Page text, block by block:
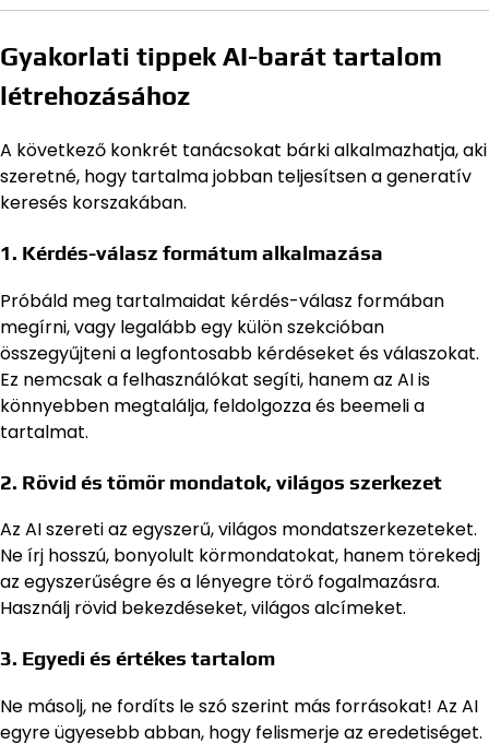
Gyakorlati tippek AI-barát tartalom
létrehozásához
A következő konkrét tanácsokat bárki alkalmazhatja, aki
szeretné, hogy tartalma jobban teljesítsen a generatív
keresés korszakában.
1. Kérdés-válasz formátum alkalmazása
Próbáld meg tartalmaidat kérdés-válasz formában
megírni, vagy legalább egy külön szekcióban
összegyűjteni a legfontosabb kérdéseket és válaszokat.
Ez nemcsak a felhasználókat segíti, hanem az AI is
könnyebben megtalálja, feldolgozza és beemeli a
tartalmat.
2. Rövid és tömör mondatok, világos szerkezet
Az AI szereti az egyszerű, világos mondatszerkezeteket.
Ne írj hosszú, bonyolult körmondatokat, hanem törekedj
az egyszerűségre és a lényegre törő fogalmazásra.
Használj rövid bekezdéseket, világos alcímeket.
3. Egyedi és értékes tartalom
Ne másolj, ne fordíts le szó szerint más forrásokat! Az AI
egyre ügyesebb abban, hogy felismerje az eredetiséget.